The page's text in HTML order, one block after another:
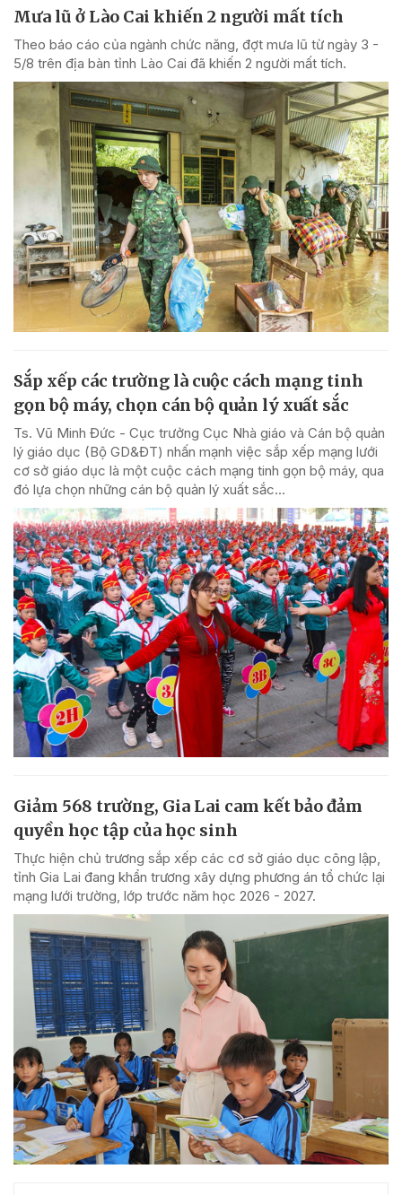
Mưa lũ ở Lào Cai khiến 2 người mất tích
Theo báo cáo của ngành chức năng, đợt mưa lũ từ ngày 3 -
5/8 trên địa bàn tỉnh Lào Cai đã khiến 2 người mất tích.
Sắp xếp các trường là cuộc cách mạng tinh
gọn bộ máy, chọn cán bộ quản lý xuất sắc
Ts. Vũ Minh Đức - Cục trưởng Cục Nhà giáo và Cán bộ quản
lý giáo dục (Bộ GD&ĐT) nhấn mạnh việc sắp xếp mạng lưới
cơ sở giáo dục là một cuộc cách mạng tinh gọn bộ máy, qua
đó lựa chọn những cán bộ quản lý xuất sắc...
Giảm 568 trường, Gia Lai cam kết bảo đảm
quyền học tập của học sinh
Thực hiện chủ trương sắp xếp các cơ sở giáo dục công lập,
tỉnh Gia Lai đang khẩn trương xây dựng phương án tổ chức lại
mạng lưới trường, lớp trước năm học 2026 - 2027.